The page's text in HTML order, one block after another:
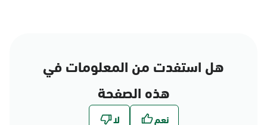
هل استفدت من المعلومات في
هذه الصفحة